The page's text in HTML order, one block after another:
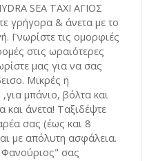
SEA TAXI ΑΓΙΟΣ
γρήγορα & άνετα με το
Γνωρίστε τις ομορφιές
στις ωραιότερες
μας για να σας
Μικρές η
μπάνιο, βόλτα και
και άνετα! Ταξιδέψτε
σας (έως και 8
με απόλυτη ασφάλεια.
Φανούριος" σας